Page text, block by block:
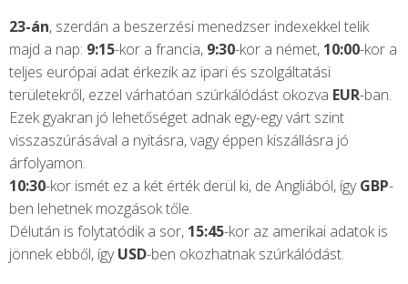
23-án, szerdán a beszerzési menedzser indexekkel telik
majd a nap: 9:15-kor a francia, 9:30-kor a német, 10:00-kor a
teljes európai adat érkezik az ipari és szolgáltatási
területekről, ezzel várhatóan szúrkálódást okozva EUR-ban.
Ezek gyakran jó lehetőséget adnak egy-egy várt szint
visszaszúrásával a nyitásra, vagy éppen kiszállásra jó
árfolyamon.
10:30-kor ismét ez a két érték derül ki, de Angliából, ígyGBP-
ben lehetnek mozgások tőle.
Délután is folytatódik a sor, 15:45-kor az amerikai adatok is
jönnek ebből, ígyUSD-ben okozhatnak szúrkálódást.